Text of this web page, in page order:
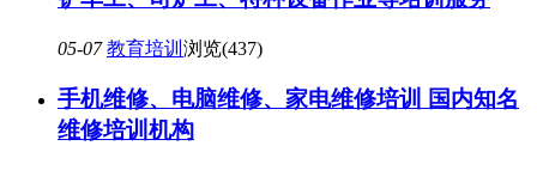
05-07 教育培训 浏览(437)
手机维修、电脑维修、家电维修培训 国内知名
维修培训机构